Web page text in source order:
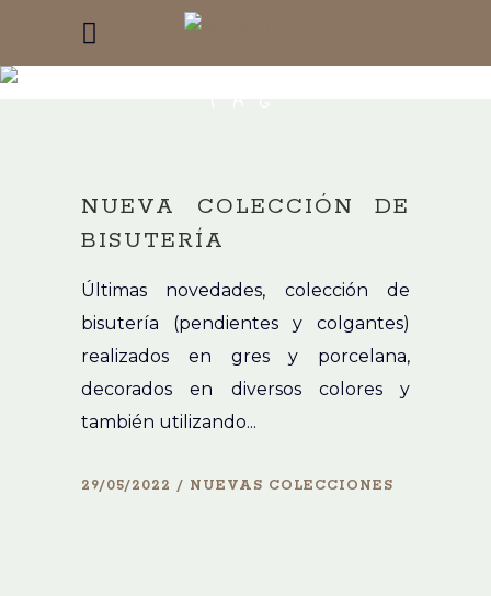
NUEVA COLECCIÓN DE
BISUTERÍA
Últimas novedades, colección de
bisutería (pendientes y colgantes)
realizados en gres y porcelana,
decorados en diversos colores y
también utilizando...
29/05/2022 NUEVAS COLECCIONES